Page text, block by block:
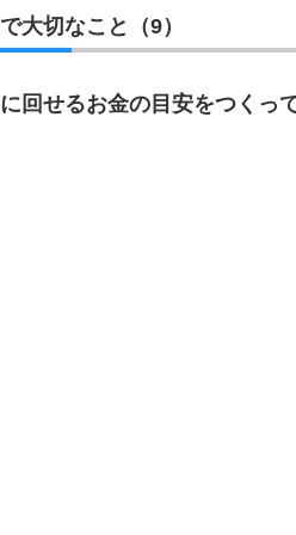
大切なこと（9）
回せるお金の目安をつくっ